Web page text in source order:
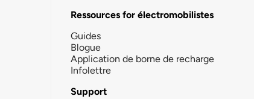
Ressources for électromobilistes
Guides
Blogue
Application de borne de recharge
Infolettre
Support